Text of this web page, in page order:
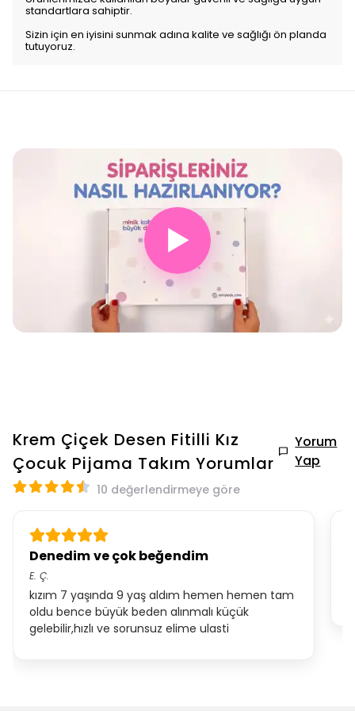
standartlara sahiptir.
Sizin için en iyisini sunmak adına kalite ve sağlığı ön planda
tutuyoruz.
▶
Krem Çiçek Desen Fitilli Kız
Çocuk Pijama Takım Yorumlar
Yorum
Yap
10 değerlendirmeye göre
Denedim ve çok beğendim
E. Ç.
kızım 7 yaşında 9 yaş aldım hemen hemen tam
oldu bence büyük beden alınmalı küçük
gelebilir,hızlı ve sorunsuz elime ulasti